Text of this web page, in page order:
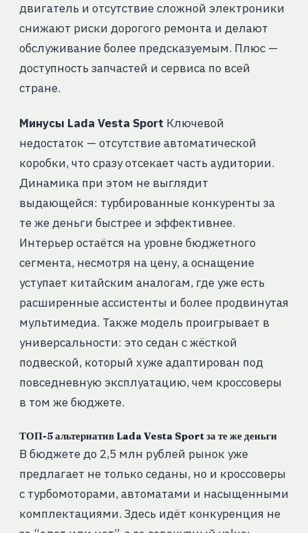
двигатель и отсутствие сложной электроники
снижают риски дорогого ремонта и делают
обслуживание более предсказуемым. Плюс —
доступность запчастей и сервиса по всей
стране.
Минусы Lada Vesta Sport Ключевой
недостаток — отсутствие автоматической
коробки, что сразу отсекает часть аудитории.
Динамика при этом не выглядит
выдающейся: турбированные конкуренты за
те же деньги быстрее и эффективнее.
Интерьер остаётся на уровне бюджетного
сегмента, несмотря на цену, а оснащение
уступает китайским аналогам, где уже есть
расширенные ассистенты и более продвинутая
мультимедиа. Также модель проигрывает в
универсальности: это седан с жёсткой
подвеской, который хуже адаптирован под
повседневную эксплуатацию, чем кроссоверы
в том же бюджете.
ТОП-5 альтернатив Lada Vesta Sport за те же деньги
В бюджете до 2,5 млн рублей рынок уже
предлагает не только седаны, но и кроссоверы
с турбомоторами, автоматами и насыщенными
комплектациями. Здесь идёт конкуренция не